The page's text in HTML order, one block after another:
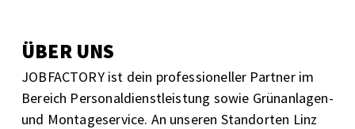
ÜBER UNS
JOBFACTORY ist dein professioneller Partner im
Bereich Personaldienstleistung sowie Grünanlagen-
und Montageservice. An unseren Standorten Linz